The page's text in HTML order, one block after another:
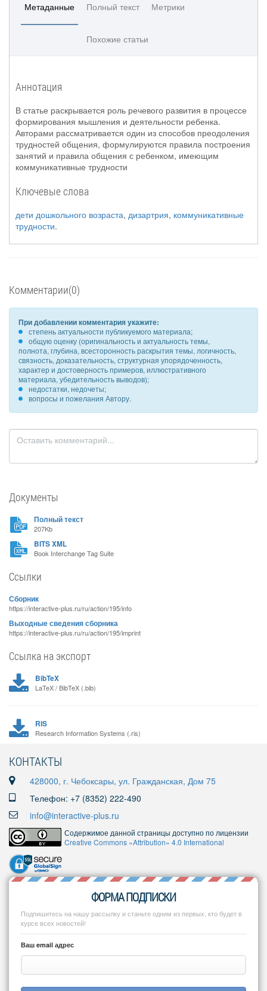
Метаданные Полный текст Метрики
Похожие статьи
Аннотация
В статье раскрывается роль речевого развития в процессе
формирования мышления и деятельности ребенка.
Авторами рассматривается один из способов преодоления
трудностей общения, формулируются правила построения
занятий и правила общения с ребенком, имеющим
коммуникативные трудности
Ключевые слова
дети дошкольного возраста, дизартрия, коммуникативные
трудности.
Комментарии(0)
При добавлении комментария укажите:
степень актуальности публикуемого материала;
общую оценку (оригинальность и актуальность темы,
полнота, глубина, всесторонность раскрытия темы, логичность,
связность, доказательность, структурная упорядоченность,
характер и достоверность примеров, иллюстративного
материала, убедительность выводов);
недостатки, недочеты;
вопросы и пожелания Автору.
Документы
Полный текст
207Kb
BITS XML
Book Interchange Tag Suite
Ссылки
Сборник
https://interactive-plus.ru/ru/action/195/info
Выходные сведения сборника
https://interactive-plus.ru/ru/action/195/imprint
Ссылка на экспорт
BibTeX
LaTeX / BibTeX (.bib)
RIS
Research Information Systems (.ris)
КОНТАКТЫ
428000, г. Чебоксары, ул. Гражданская, Дом 75
Телефон: +7 (8352) 222-490
info@interactive-plus.ru
Содержимое данной страницы доступно по лицензии
Creative Commons «Attribution» 4.0 International
ФОРМА ПОДПИСКИ
Подпишитесь на нашу рассылку и станьте одним из первых, кто будет в
курсе всех новостей!
Ваш email адрес